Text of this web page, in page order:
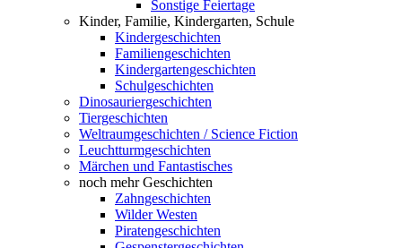
Sonstige Feiertage
Kinder, Familie, Kindergarten, Schule
Kindergeschichten
Familiengeschichten
Kindergartengeschichten
Schulgeschichten
Dinosauriergeschichten
Tiergeschichten
Weltraumgeschichten / Science Fiction
Leuchtturmgeschichten
Märchen und Fantastisches
noch mehr Geschichten
Zahngeschichten
Wilder Westen
Piratengeschichten